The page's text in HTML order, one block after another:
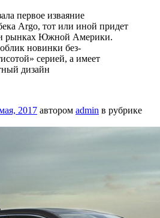
первое изваяние
Argo, тот или иной придет
рынках Южной Америки.
новинки без-
серией, а имеет
дизайн
2017 автором admin в рубрике